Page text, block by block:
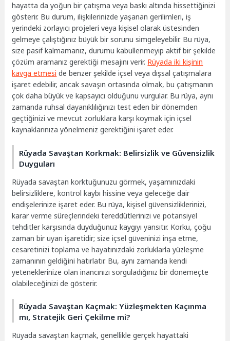
hayatta da yoğun bir çatışma veya baskı altında hissettiğinizi
gösterir. Bu durum, ilişkilerinizde yaşanan gerilimleri, iş
yerindeki zorlayıcı projeleri veya kişisel olarak üstesinden
gelmeye çalıştığınız büyük bir sorunu simgeleyebilir. Bu rüya,
size pasif kalmamanız, durumu kabullenmeyip aktif bir şekilde
çözüm aramanız gerektiği mesajını verir. Rüyada iki kişinin
kavga etmesi de benzer şekilde içsel veya dışsal çatışmalara
işaret edebilir, ancak savaşın ortasında olmak, bu çatışmanın
çok daha büyük ve kapsayıcı olduğunu vurgular. Bu rüya, aynı
zamanda ruhsal dayanıklılığınızı test eden bir dönemden
geçtiğinizi ve mevcut zorluklara karşı koymak için içsel
kaynaklarınıza yönelmeniz gerektiğini işaret eder.
Rüyada Savaştan Korkmak: Belirsizlik ve Güvensizlik
Duyguları
Rüyada savaştan korktuğunuzu görmek, yaşamınızdaki
belirsizliklere, kontrol kaybı hissine veya geleceğe dair
endişelerinize işaret eder. Bu rüya, kişisel güvensizliklerinizi,
karar verme süreçlerindeki tereddütlerinizi ve potansiyel
tehditler karşısında duyduğunuz kaygıyı yansıtır. Korku, çoğu
zaman bir uyarı işaretidir; size içsel güveninizi inşa etme,
cesaretinizi toplama ve hayatınızdaki zorluklarla yüzleşme
zamanının geldiğini hatırlatır. Bu, aynı zamanda kendi
yeteneklerinize olan inancınızı sorguladığınız bir dönemeçte
olabileceğinizi de gösterir.
Rüyada Savaştan Kaçmak: Yüzleşmekten Kaçınma
mı, Stratejik Geri Çekilme mi?
Rüyada savaştan kaçmak, genellikle gerçek hayattaki